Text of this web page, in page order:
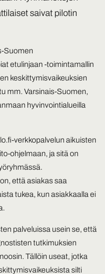
saivat pilotin
Suomen
etulinjaan -toimintamallin
keskittymisvaikeuksien
mm. Varsinais-Suomen,
hyvinvointialueilla
verkkopalvelun aikuisten
ohjelmaan, ja sitä on
että asiakas saa
tukea, kun asiakkaalla ei
palveluissa usein se, että
tutkimuksien
Tällöin useat, jotka
silti